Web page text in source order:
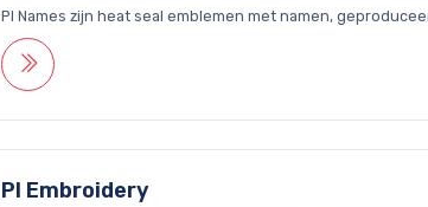
PI Names zijn heat seal emblemen met namen,
PI Embroidery